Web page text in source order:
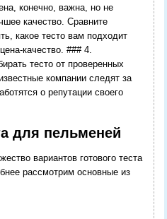
конечно, важна, но не
качество. Сравните
какое тесто вам подходит
качество. ### 4.
тесто от проверенных
компании следят за
о репутации своего
для пельменей
вариантов готового теста
рассмотрим основные из